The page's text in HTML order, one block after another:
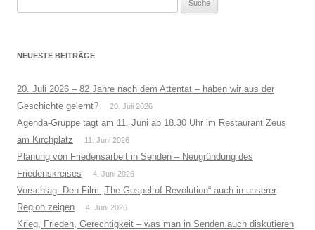
NEUESTE BEITRÄGE
20. Juli 2026 – 82 Jahre nach dem Attentat – haben wir aus der
Geschichte gelernt?
20. Juli 2026
Agenda-Gruppe tagt am 11. Juni ab 18.30 Uhr im Restaurant Zeus
am Kirchplatz
11. Juni 2026
Planung von Friedensarbeit in Senden – Neugründung des
Friedenskreises
4. Juni 2026
Vorschlag: Den Film „The Gospel of Revolution“ auch in unserer
Region zeigen
4. Juni 2026
Krieg, Frieden, Gerechtigkeit – was man in Senden auch diskutieren